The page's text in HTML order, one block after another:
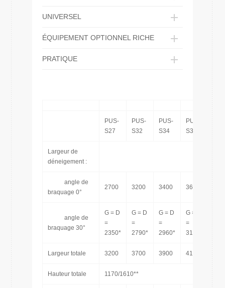
UNIVERSEL
ÉQUIPEMENT OPTIONNEL RICHE
PRATIQUE
PUS-
S27
PUS-
S32
PUS-
S34
PUS-
S36
Largeur de
déneigement :
angle de
braquage 0°
2700 3200 3400 3600
angle de
braquage 30°
G = D
=
2350*
G = D
=
2790*
G = D
=
2960*
G = D
=
3135*
Largeur totale 3200 3700 3900 4100
Hauteur totale 1170/1610**